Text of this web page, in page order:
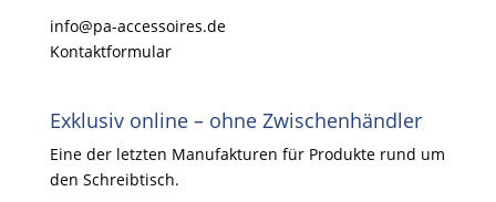
info@pa-accessoires.de
Kontaktformular
Exklusiv online – ohne Zwischenhändler
Eine der letzten Manufakturen für Produkte rund um
den Schreibtisch.